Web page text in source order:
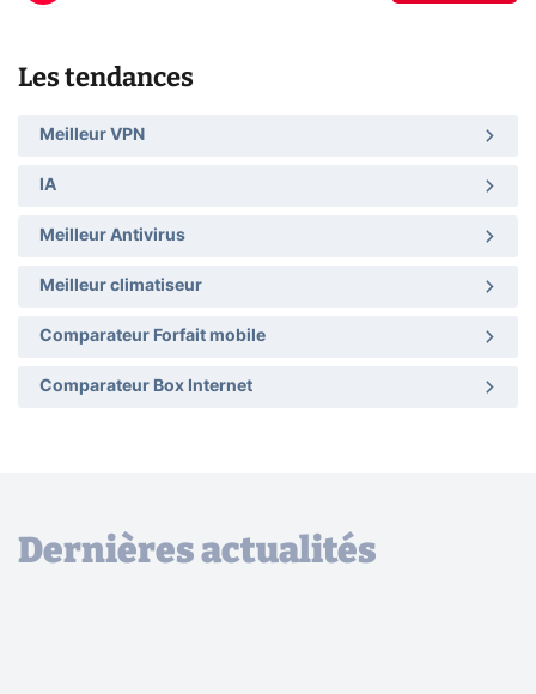
Les tendances
Meilleur VPN
IA
Meilleur Antivirus
Meilleur climatiseur
Comparateur Forfait mobile
Comparateur Box Internet
Dernières actualités